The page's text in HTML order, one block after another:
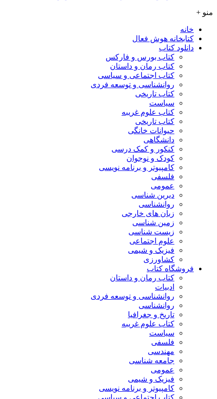
منو +
خانه
کتابخانه هوش فعال
دانلود کتاب
کتاب بورس و فارکس
کتاب رمان و داستان
کتاب اجتماعی و سیاسی
روانشناسی و توسعه فردی
کتاب تاریخی
سیاست
کتاب علوم غریبه
کتاب تاریخی
حیوانات خانگی
دانشگاهی
کنکور و کمک‌ درسی
کودک و نوجوان
کامپیوتر و برنامه نویسی
فلسفی
عمومی
دیرین شناسی
روانشناسی
زبان های خارجی
زمین شناسی
زیست شناسی
علوم اجتماعی
فیزیک و شیمی
کشاورزی
فروشگاه کتاب
کتاب رمان و داستان
ادبیات
روانشناسی و توسعه فردی
روانشناسی
تاریخ و جغرافیا
کتاب علوم غریبه
سیاست
فلسفی
مهندسی
جامعه شناسی
عمومی
فیزیک و شیمی
کامپیوتر و برنامه نویسی
کتاب اجتماعی و سیاسی